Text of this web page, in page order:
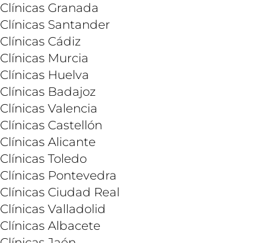
Clínicas Granada
Clínicas Santander
Clínicas Cádiz
Clínicas Murcia
Clínicas Huelva
Clínicas Badajoz
Clínicas Valencia
Clínicas Castellón
Clínicas Alicante
Clínicas Toledo
Clínicas Pontevedra
Clínicas Ciudad Real
Clínicas Valladolid
Clínicas Albacete